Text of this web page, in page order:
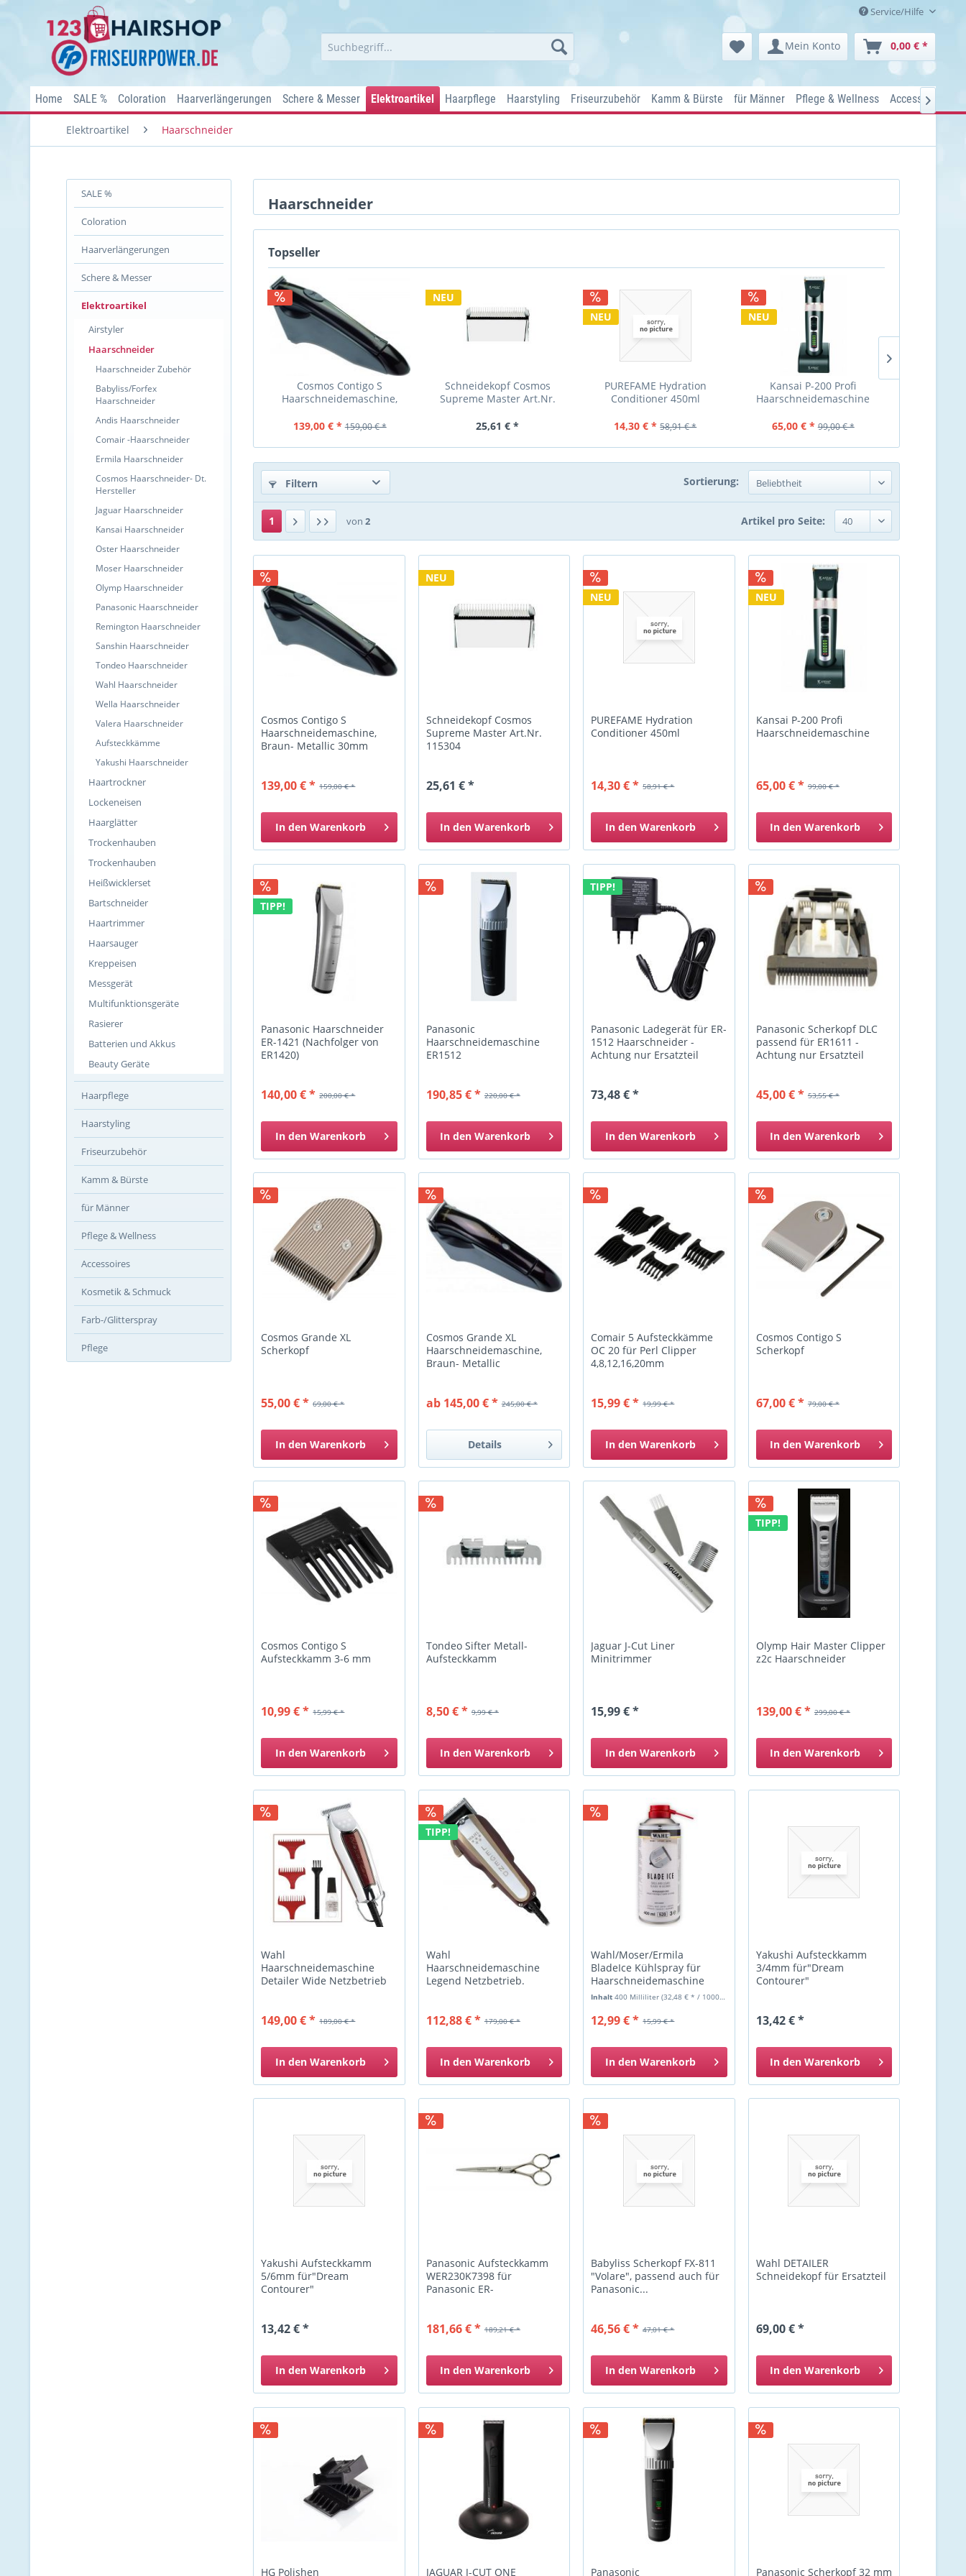
Service/Hilfe
Mein Konto 0,00 € *
Home SALE % Coloration Haarverlängerungen Schere & Messer Elektroartikel Haarpflege Haarstyling Friseurzubehör Kamm & Bürste für Männer Pflege & Wellness Accessoires

Elektroartikel Haarschneider
SALE %
Coloration
Haarverlängerungen
Schere & Messer
Elektroartikel
Airstyler
Haarschneider
Haarschneider Zubehör
Babyliss/Forfex
Haarschneider
Andis Haarschneider
Comair -Haarschneider
Ermila Haarschneider
Cosmos Haarschneider- Dt.
Hersteller
Jaguar Haarschneider
Kansai Haarschneider
Oster Haarschneider
Moser Haarschneider
Olymp Haarschneider
Panasonic Haarschneider
Remington Haarschneider
Sanshin Haarschneider
Tondeo Haarschneider
Wahl Haarschneider
Wella Haarschneider
Valera Haarschneider
Aufsteckkämme
Yakushi Haarschneider
Haartrockner
Lockeneisen
Haarglätter
Trockenhauben
Trockenhauben
Heißwicklerset
Bartschneider
Haartrimmer
Haarsauger
Kreppeisen
Messgerät
Multifunktionsgeräte
Rasierer
Batterien und Akkus
Beauty Geräte
Haarpflege
Haarstyling
Friseurzubehör
Kamm & Bürste
für Männer
Pflege & Wellness
Accessoires
Kosmetik & Schmuck
Farb-/Glitterspray
Pflege
Haarschneider
Topseller
Cosmos Contigo S
Haarschneidemaschine,
139,00 € * 159,00 € *
NEU
Schneidekopf Cosmos
Supreme Master Art.Nr.
25,61 € *
NEU
PUREFAME Hydration
Conditioner 450ml
14,30 € * 58,91 € *
NEU
Kansai P-200 Profi
Haarschneidemaschine
65,00 € * 99,00 € *
Filtern Sortierung:
1 von 2 Artikel pro Seite:
Cosmos Contigo S
Haarschneidemaschine,
Braun- Metallic 30mm
159,00 € *
139,00 € *
In den Warenkorb
NEU
Schneidekopf Cosmos
Supreme Master Art.Nr.
115304
25,61 € *
In den Warenkorb
NEU
PUREFAME Hydration
Conditioner 450ml
58,91 € *
14,30 € *
In den Warenkorb
NEU
Kansai P-200 Profi
Haarschneidemaschine
99,00 € *
65,00 € *
In den Warenkorb
TIPP!
Panasonic Haarschneider
ER-1421 (Nachfolger von
ER1420)
200,00 € *
140,00 € *
In den Warenkorb
Panasonic
Haarschneidemaschine
ER1512
220,00 € *
190,85 € *
In den Warenkorb
TIPP!
Panasonic Ladegerät für ER-
1512 Haarschneider -
Achtung nur Ersatzteil
73,48 € *
In den Warenkorb
Panasonic Scherkopf DLC
passend für ER1611 -
Achtung nur Ersatzteil
53,55 € *
45,00 € *
In den Warenkorb
Cosmos Grande XL
Scherkopf
69,00 € *
55,00 € *
In den Warenkorb
Cosmos Grande XL
Haarschneidemaschine,
Braun- Metallic
245,00 € *
ab 145,00 € *
Details
Comair 5 Aufsteckkämme
OC 20 für Perl Clipper
4,8,12,16,20mm
19,99 € *
15,99 € *
In den Warenkorb
Cosmos Contigo S
Scherkopf
79,00 € *
67,00 € *
In den Warenkorb
Cosmos Contigo S
Aufsteckkamm 3-6 mm
15,99 € *
10,99 € *
In den Warenkorb
Tondeo Sifter Metall-
Aufsteckkamm
9,99 € *
8,50 € *
In den Warenkorb
Jaguar J-Cut Liner
Minitrimmer
15,99 € *
In den Warenkorb
TIPP!
Olymp Hair Master Clipper
z2c Haarschneider
299,00 € *
139,00 € *
In den Warenkorb
Wahl
Haarschneidemaschine
Detailer Wide Netzbetrieb
189,00 € *
149,00 € *
In den Warenkorb
TIPP!
Wahl
Haarschneidemaschine
Legend Netzbetrieb.
179,00 € *
112,88 € *
In den Warenkorb
Wahl/Moser/Ermila
BladeIce Kühlspray für
Haarschneidemaschine
400ml
Inhalt400 Milliliter(32,48 € * / 1000 Milliliter)
15,99 € *
12,99 € *
In den Warenkorb
Yakushi Aufsteckkamm
3/4mm für"Dream
Contourer"
13,42 € *
In den Warenkorb
Yakushi Aufsteckkamm
5/6mm für"Dream
Contourer"
13,42 € *
In den Warenkorb
Panasonic Aufsteckkamm
WER230K7398 für
Panasonic ER-
189,21 € *
181,66 € *
In den Warenkorb
Babyliss Scherkopf FX-811
"Volare", passend auch für
Panasonic...
47,01 € *
46,56 € *
In den Warenkorb
Wahl DETAILER
Schneidekopf für Ersatzteil
69,00 € *
In den Warenkorb
HG Polishen JAGUAR J-CUT ONE Panasonic Panasonic Scherkopf 32 mm